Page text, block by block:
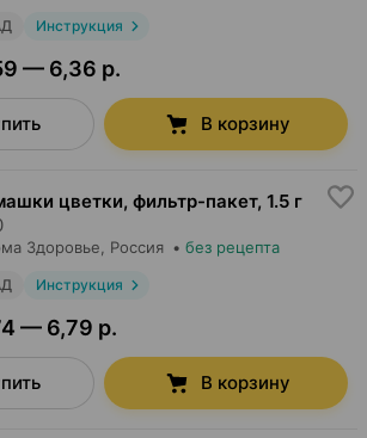
Инструкция
— 6,36 р.
В корзину
цветки, фильтр-пакет, 1.5 г
Здоровье, Россия • без рецепта
Инструкция
— 6,79 р.
В корзину